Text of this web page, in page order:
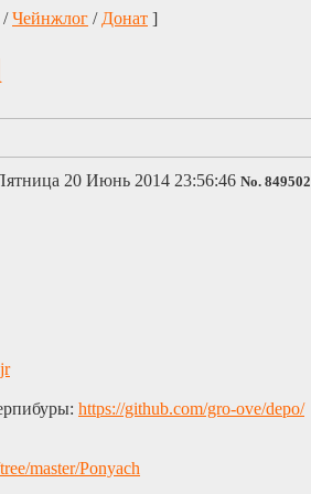
/Чейнжлог / Донат ]
20 Июнь 2014 23:56:46 No. 849502
https://github.com/gro-ove/depo/
master/Ponyach